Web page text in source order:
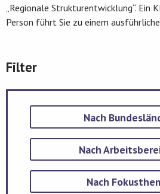
„Regionale Strukturentwicklung“. Ein
Person führt Sie zu einem
Filter
Nach
Nach
Nach